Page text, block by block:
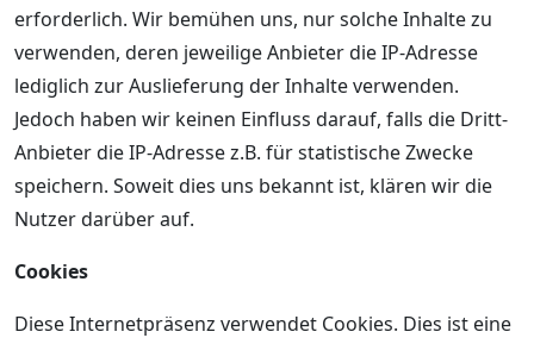
erforderlich. Wir bemühen uns, nur solche Inhalte zu
verwenden, deren jeweilige Anbieter die IP-Adresse
lediglich zur Auslieferung der Inhalte verwenden.
Jedoch haben wir keinen Einfluss darauf, falls die Dritt-
Anbieter die IP-Adresse z.B. für statistische Zwecke
speichern. Soweit dies uns bekannt ist, klären wir die
Nutzer darüber auf.
Cookies
Diese Internetpräsenz verwendet Cookies. Dies ist eine